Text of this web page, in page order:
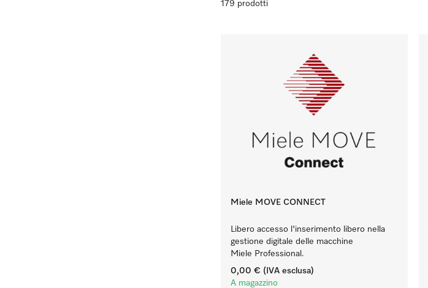
179 prodotti
Miele MOVE CONNECT
Libero accesso l'inserimento libero nella
gestione digitale delle macchine
Miele Professional.
0,00 € (IVA esclusa)
A magazzino